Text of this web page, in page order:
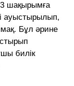
шақырымға
ауыстырылып,
Бұл әрине
билік